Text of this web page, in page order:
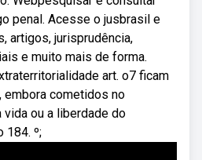
penal. Acesse o jusbrasil e
artigos, jurisprudência,
e muito mais de forma.
art. o7 ficam
embora cometidos no
vida ou a liberdade do
184. º;